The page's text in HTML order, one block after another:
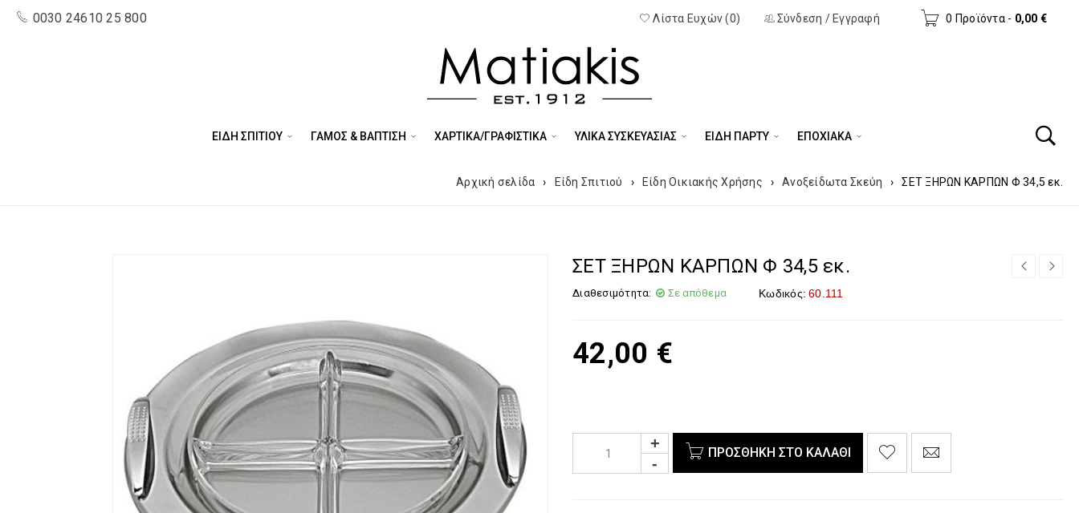
0030 24610 25 800 0 Προϊόντα - 0,00 €
Σύνδεση / Εγγραφή
Λίστα Ευχών (0)
ΕΙΔΗ ΣΠΙΤΙΟΥ ΓΑΜΟΣ & ΒΑΠΤΙΣΗ ΧΑΡΤΙΚΑ/ΓΡΑΦΙΣΤΙΚΑ ΥΛΙΚΑ ΣΥΣΚΕΥΑΣΙΑΣ ΕΊΔΗ ΠΆΡΤΥ ΕΠΟΧΙΑΚΑ
Αρχική σελίδα › Είδη Σπιτιού › Είδη Οικιακής Χρήσης › Ανοξείδωτα Σκεύη › ΣΕΤ ΞΗΡΩΝ ΚΑΡΠΩΝ Φ 34,5 εκ.
ΣΕΤ ΞΗΡΩΝ ΚΑΡΠΩΝ Φ 34,5 εκ.
Διαθεσιμότητα: Σε απόθεμα Κωδικός: 60.111
42,00 €
ΠΡΟΣΘΉΚΗ ΣΤΟ ΚΑΛΆΘΙ